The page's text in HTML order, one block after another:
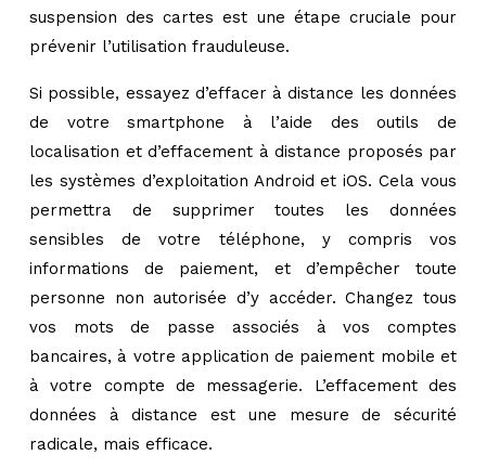
suspension des cartes est une étape cruciale pour
prévenir l’utilisation frauduleuse.
Si possible, essayez d’effacer à distance les données
de votre smartphone à l’aide des outils de
localisation et d’effacement à distance proposés par
les systèmes d’exploitation Android et iOS. Cela vous
permettra de supprimer toutes les données
sensibles de votre téléphone, y compris vos
informations de paiement, et d’empêcher toute
personne non autorisée d’y accéder. Changez tous
vos mots de passe associés à vos comptes
bancaires, à votre application de paiement mobile et
à votre compte de messagerie. L’effacement des
données à distance est une mesure de sécurité
radicale, mais efficace.